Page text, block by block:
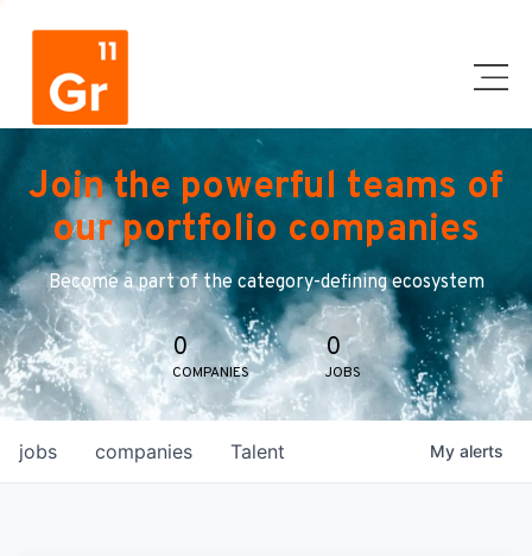
Join the powerful teams of
our portfolio companies
Become a part of the category-defining ecosystem
0
COMPANIES
0
JOBS
jobs companies Talent My alerts